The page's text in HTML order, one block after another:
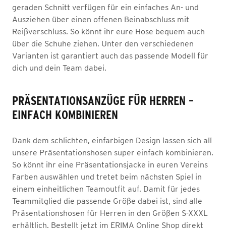
geraden Schnitt verfügen für ein einfaches An- und
Ausziehen über einen offenen Beinabschluss mit
Reißverschluss. So könnt ihr eure Hose bequem auch
über die Schuhe ziehen. Unter den verschiedenen
Varianten ist garantiert auch das passende Modell für
dich und dein Team dabei.
PRÄSENTATIONSANZÜGE FÜR HERREN –
EINFACH KOMBINIEREN
Dank dem schlichten, einfarbigen Design lassen sich all
unsere Präsentationshosen super einfach kombinieren.
So könnt ihr eine Präsentationsjacke in euren Vereins
Farben auswählen und tretet beim nächsten Spiel in
einem einheitlichen Teamoutfit auf. Damit für jedes
Teammitglied die passende Größe dabei ist, sind alle
Präsentationshosen für Herren in den Größen S-XXXL
erhältlich. Bestellt jetzt im ERIMA Online Shop direkt